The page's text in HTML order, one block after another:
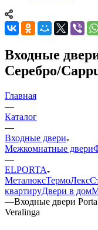
Входные
Серебро/
Главная
—
Каталог
—
Входные двери
Межкомнатные двери
—
ELPORTA
МеталюксТермоЛекс
квартируДвери в дом
—Входные двери
Veralinga